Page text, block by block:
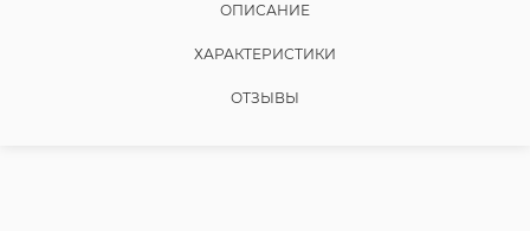
ОПИСАНИЕ
ХАРАКТЕРИСТИКИ
ОТЗЫВЫ